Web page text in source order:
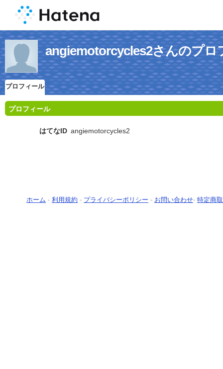
angiemotorcycles2さんのプロ
プロフィール
プロフィール
はてなID angiemotorcycles2
ホーム - 利用規約 - プライバシーポリシー - お問い合わせ- 特定商